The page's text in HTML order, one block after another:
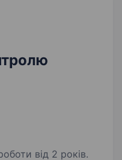
від 2 років.